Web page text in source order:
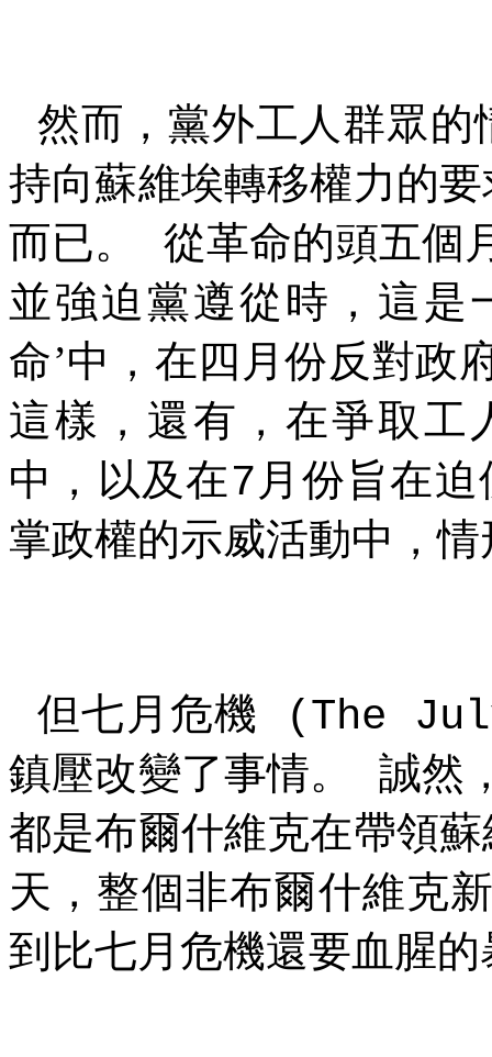
然而，黨外工人群眾的
持向蘇維埃轉移權力的
而已。
從革命的頭五個
並強迫黨遵從時，這是
命’中，在四月份反對政
這樣，還有，在爭取工
中，以及在7 月份旨在
掌政權的示威活動中，
但七月危機 (The
鎮壓改變了事情。
誠然
都是布爾什維克在帶領
天，整個非布爾什維克
到比七月危機還要血腥